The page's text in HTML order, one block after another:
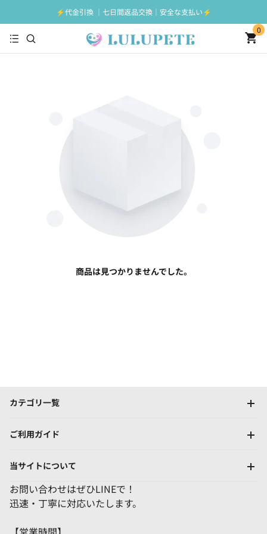
⚡️代金引換 ｜七日間返品交換｜安全な支払い⚡️
0
商品は見つかりませんでした。
カテゴリ一覧
ご利用ガイド
当サイトについて
お問い合わせはぜひLINEで！
迅速・丁寧に対応いたします。